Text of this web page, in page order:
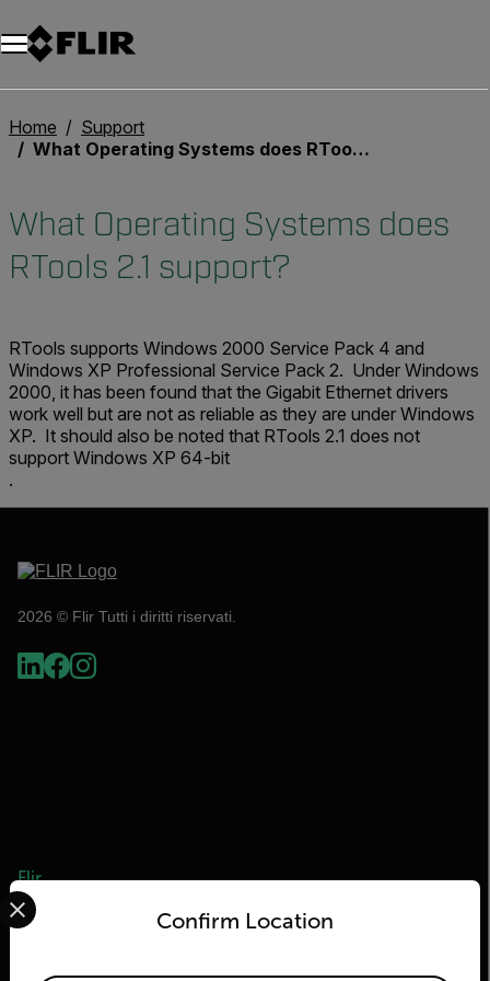
Unread messages
Modello
Rimuovi
articoli
articolo
Aggiungi al carrello
Aggiunto al carrello
Home
Support
What Operating Systems does RTools 2.1 support?
What Operating Systems does
RTools 2.1 support?
RTools supports Windows 2000 Service Pack 4 and
Windows XP Professional Service Pack 2. Under Windows
2000, it has been found that the Gigabit Ethernet drivers
work well but are not as reliable as they are under Windows
XP. It should also be noted that RTools 2.1 does not
support Windows XP 64-bit
.
2026 © Flir Tutti i diritti riservati.
Flir
Informazioni su FlirConfirm Location
Select your preferred country and language from the